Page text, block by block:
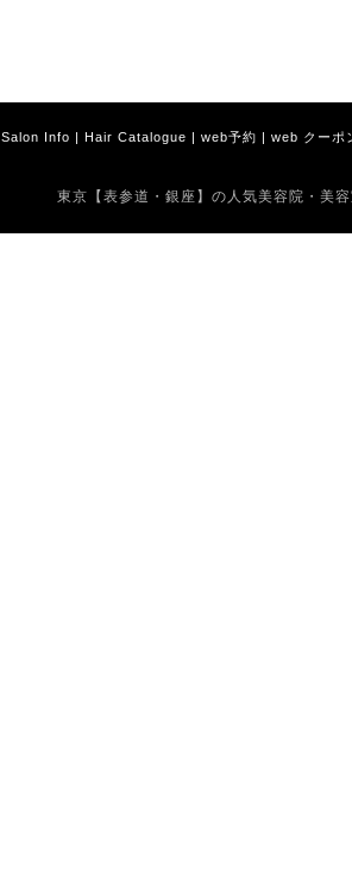
Salon Info | Hair Catalogue | web予約 | web クーポ
東京【表参道・銀座】の人気美容院・